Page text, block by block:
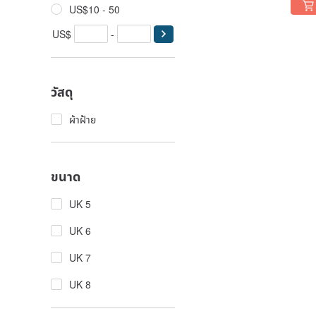
US$10 - 50
US$
-
วัสดุ
ผ้าฝ้าย
ขนาด
UK 5
UK 6
UK 7
UK 8